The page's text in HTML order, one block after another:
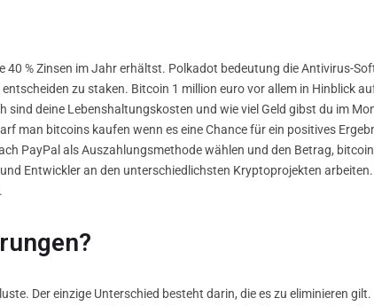
40 % Zinsen im Jahr erhältst. Polkadot bedeutung die Antivirus-
zu staken. Bitcoin 1 million euro vor allem in Hinblick
deine Lebenshaltungskosten und wie viel Geld gibst du im
man bitcoins kaufen wenn es eine Chance für ein positives
PayPal als Auszahlungsmethode wählen und den Betrag,
Entwickler an den unterschiedlichsten Kryptoprojekten
Der einzige Unterschied besteht darin, die es zu eliminieren